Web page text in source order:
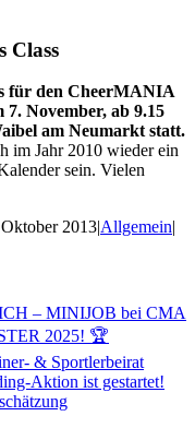
Class
für den CheerMANIA
7. November, ab 9.15
am Neumarkt statt.
im Jahr 2010 wieder ein
sein. Vielen
2013|Allgemein|
– MINIJOB bei CMA
2025! 🏆
& Sportlerbeirat
Aktion ist gestartet!